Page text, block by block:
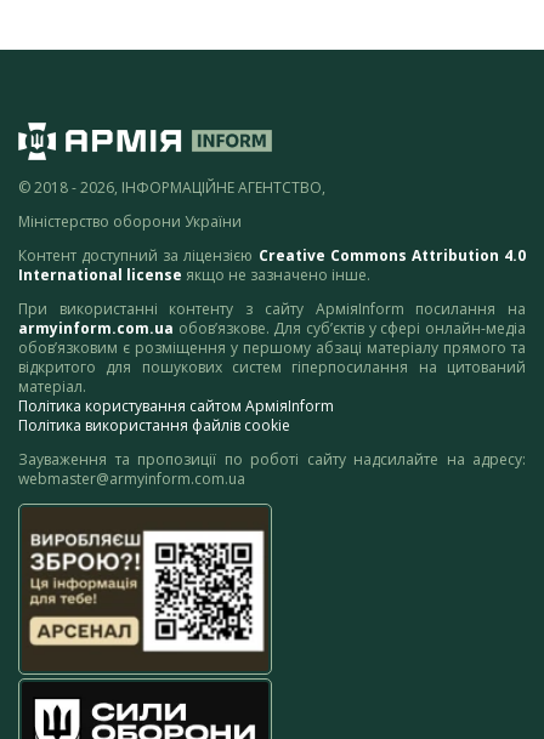
© 2018 - 2026, ІНФОРМАЦІЙНЕ АГЕНТСТВО,
Міністерство оборони України
Контент доступний за ліцензією Creative Commons Attribution 4.0
International license якщо не зазначено інше.
При використанні контенту з сайту АрміяInform посилання на
armyinform.com.ua обов’язкове. Для суб’єктів у сфері онлайн-медіа
обов’язковим є розміщення у першому абзаці матеріалу прямого та
відкритого для пошукових систем гіперпосилання на цитований
матеріал.
Політика користування сайтом АрміяInform
Політика використання файлів cookie
Зауваження та пропозиції по роботі сайту надсилайте на адресу:
webmaster@armyinform.com.ua